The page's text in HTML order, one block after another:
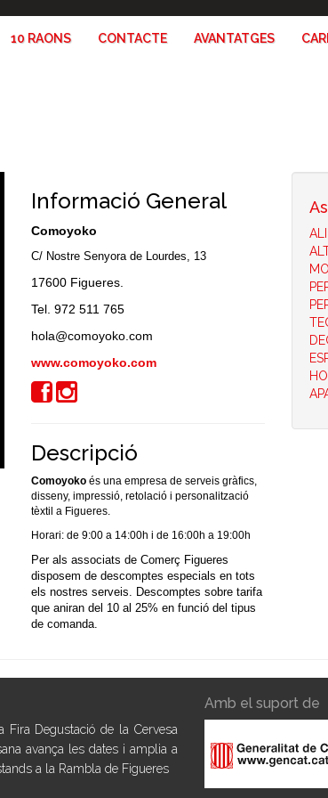
10 RAONS CONTACTE AVANTATGES
Informació General
Comoyoko
C/ Nostre Senyora de Lourdes, 13
17600 Figueres.
Tel. 972 511 765
hola@comoyoko.com
www.comoyoko.com
Descripció
Comoyoko és una empresa de serveis gràfics,
disseny, impressió, retolació i personalització
tèxtil a Figueres.
Horari: de 9:00 a 14:00h i de 16:00h a 19:00h
Per als associats de Comerç Figueres
disposem de descomptes especials en tots
els nostres serveis. Descomptes sobre tarifa
que aniran del 10 al 25% en funció del tipus
de comanda.
Fira Degustació de la Cervesa
avança les dates i amplia a
a la Rambla de Figueres
Amb el suport de